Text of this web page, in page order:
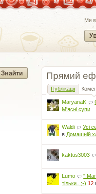
Ми
Прямий
Публікації
MaryanaK
М'ясні супи
Waldi Усі
в Домашній
kaktus3003
Lumo
"
тільки...;-) 12